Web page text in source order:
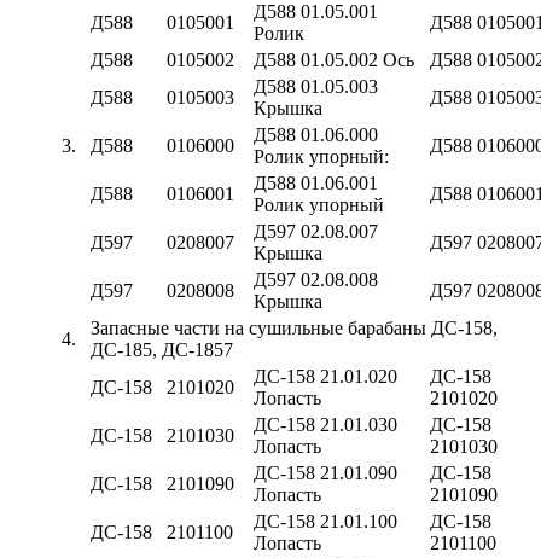
Д588 0105001
Д588 01.05.001
Ролик
Д588
Д588
0105002 Д588 01.05.002 Ось
Д588
Д588
0105003
Д588 01.05.003
Крышка
Д588
3. Д588 0106000
Д588 01.06.000
Ролик упорный:
Д588
Д588 0106001
Д588 01.06.001
Ролик упорный
Д588
Д597 0208007
Д597 02.08.007
Крышка
Д597
Д597 0208008
Д597 02.08.008
Крышка
Д597
4.
Запасные части на сушильные барабаны ДС-158,
ДС-185, ДС-1857
ДС-158
2101020
ДС-158 21.01.020
Лопасть
ДС-158
2101020
ДС-158
2101030
ДС-158 21.01.030
Лопасть
ДС-158
2101030
ДС-158
2101090
ДС-158 21.01.090
Лопасть
ДС-158
2101090
ДС-158
2101100
ДС-158 21.01.100
Лопасть
ДС-158
2101100